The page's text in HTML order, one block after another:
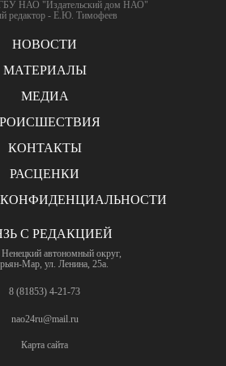
ГБУ НАО "Издательский дом НАО"
редактор - Е.Ю. Тимофеев
НОВОСТИ
МАТЕРИАЛЫ
МЕДИА
КОНТАКТЫ
РАСЦЕНКИ
С РЕДАКЦИЕЙ
автономный округ,
Мар, ул. Ленина, 25а.
8 (81853) 4-21-73
nao24ru@mail.ru
Карта сайта